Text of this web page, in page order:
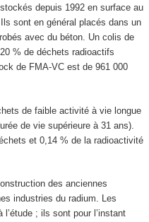
depuis 1992 en surface au
sont en général placés dans un
avec du béton. Un colis de
% de déchets radioactifs
de FMA-VC est de 961 000
de faible activité à vie longue
de vie supérieure à 31 ans).
et 0,14 % de la radioactivité
des anciennes
industries du radium. Les
; ils sont pour l’instant